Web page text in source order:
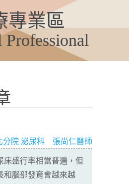
專業區
分院 泌尿科 張尚仁醫師
盛行率相當普遍，但
和腦部發育會越來越